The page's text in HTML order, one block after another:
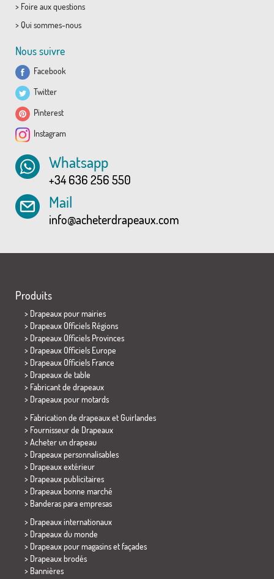
> Foire aux questions
> Qui sommes-nous
Nous suivre
Facebook
Twitter
Pinterest
Instagram
Whatsapp
+34 636 256 550
Mail
info@acheterdrapeaux.com
Produits
> Drapeaux pour mairies
> Drapeaux Officiels Régions
> Drapeaux Officiels Provinces
> Drapeaux Officiels Europe
> Drapeaux Officiels France
> Drapeaux de table
> Fabricant de drapeaux
> Drapeaux pour motards
> Fabrication de drapeaux et Guirlandes
> Fournisseur de Drapeaux
> Acheter un drapeau
> Drapeaux personnalisables
> Drapeaux extérieur
> Drapeaux publicitaires
> Drapeaux bonne marché
> Banderas para empresas
> Drapeaux internationaux
> Drapeaux du monde
> Drapeaux pour magasins et façades
> Drapeaux brodés
> Bannières